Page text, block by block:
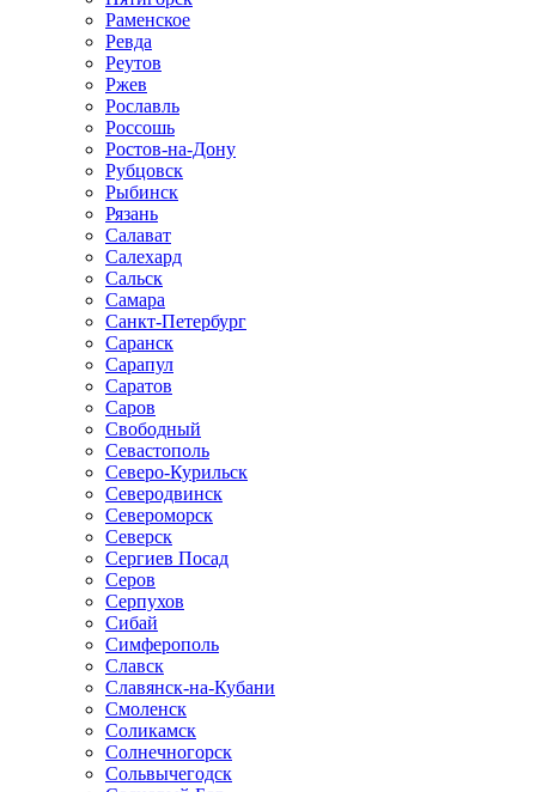
Раменское
Ревда
Реутов
Ржев
Рославль
Россошь
Ростов-на-Дону
Рубцовск
Рыбинск
Рязань
Салават
Салехард
Сальск
Самара
Санкт-Петербург
Саранск
Сарапул
Саратов
Саров
Свободный
Севастополь
Северо-Курильск
Северодвинск
Североморск
Северск
Сергиев Посад
Серов
Серпухов
Сибай
Симферополь
Славск
Славянск-на-Кубани
Смоленск
Соликамск
Солнечногорск
Сольвычегодск